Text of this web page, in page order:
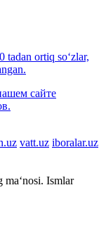
tadan ortiq so‘zlar,
сайте
vatt.uz iboralar.uz
Ismlar